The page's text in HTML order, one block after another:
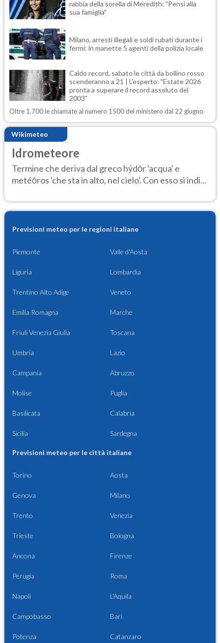
rabbia della sorella di Meredith: "Pensi alla
sua famiglia"
Milano, arresti illegali e soldi rubati durante i
fermi: in manette 5 agenti della polizia locale
Caldo record, sabato le città da bollino rosso
scenderanno a 21 | L'esperto: "Estate 2026
pronta a superare il record assoluto del
2003"
Oltre 1.700 le chiamate al numero 1500 del ministero dal 22 giugno
Wikimeteo
Idrometeore
Termine che deriva dal greco hýdōr 'acqua' e
metéōros 'che sta in alto, nel cielo'. Con esso si indi...
Previsioni meteo per le regioni italiane
Piemonte Valle d'Aosta
Liguria Lombardia
Trentino Alto Adige Veneto
Emilia Romagna Marche
Friuli Venezia Giulia Toscana
Umbria Lazio
Campania Abruzzo
Molise Puglia
Basilicata Calabria
Sicilia Sardegna
Previsioni meteo per le città italiane
Torino Aosta
Genova Milano
Trento Venezia
Trieste Bologna
Ancona Firenze
Perugia Roma
Napoli L'Aquila
Campobasso Bari
Potenza Catanzaro